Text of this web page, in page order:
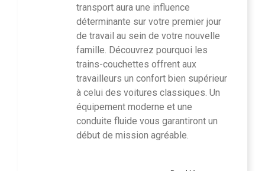
transport aura une influence
déterminante sur votre premier jour
de travail au sein de votre nouvelle
famille. Découvrez pourquoi les
trains-couchettes offrent aux
travailleurs un confort bien supérieur
à celui des voitures classiques. Un
équipement moderne et une
conduite fluide vous garantiront un
début de mission agréable.